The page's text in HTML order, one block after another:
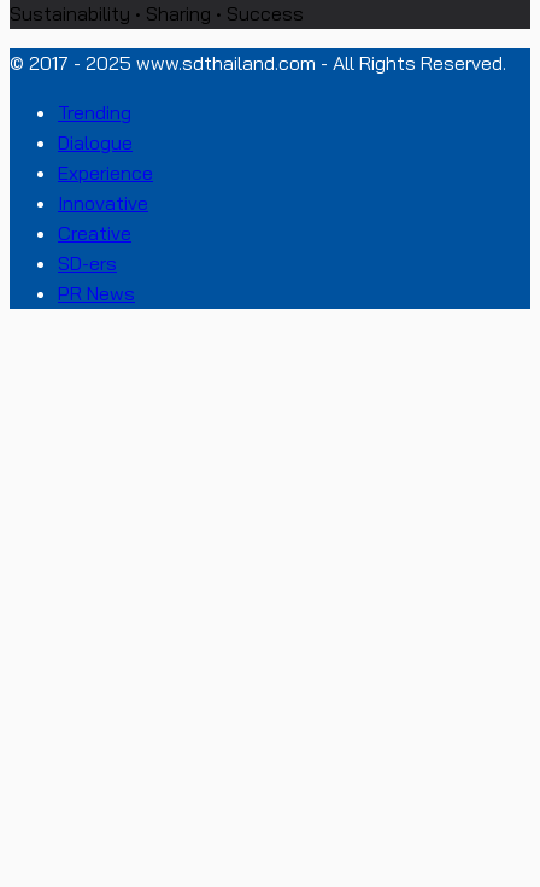
Sustainability • Sharing • Success
© 2017 - 2025 www.sdthailand.com - All Rights Reserved.
Trending
Dialogue
Experience
Innovative
Creative
SD-ers
PR News